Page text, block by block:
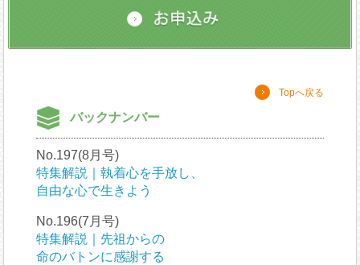
Topへ戻る
バックナンバー
No.197(8月号)
特集解説｜執着心を手放し、
自由な心で生きよう
No.196(7月号)
特集解説｜先祖からの
命のバトンに感謝する